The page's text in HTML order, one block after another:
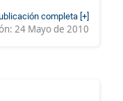
completa [+]
24 Mayo de 2010